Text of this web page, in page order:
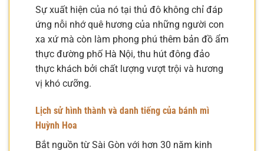
Sự xuất hiện của nó tại thủ đô không chỉ đáp
ứng nỗi nhớ quê hương của những người con
xa xứ mà còn làm phong phú thêm bản đồ ẩm
thực đường phố Hà Nội, thu hút đông đảo
thực khách bởi chất lượng vượt trội và hương
vị khó cưỡng.
Lịch sử hình thành và danh tiếng của bánh mì
Huỳnh Hoa
Bắt nguồn từ Sài Gòn với hơn 30 năm kinh